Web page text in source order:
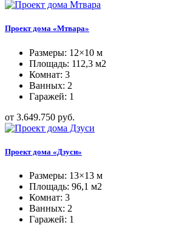
Проект дома «Мтвара»
Размеры: 12×10 м
Площадь: 112,3 м2
Комнат: 3
Ванных: 2
Гаражей: 1
от 3.649.750 руб.
Проект дома «Дзуси»
Размеры: 13×13 м
Площадь: 96,1 м2
Комнат: 3
Ванных: 2
Гаражей: 1